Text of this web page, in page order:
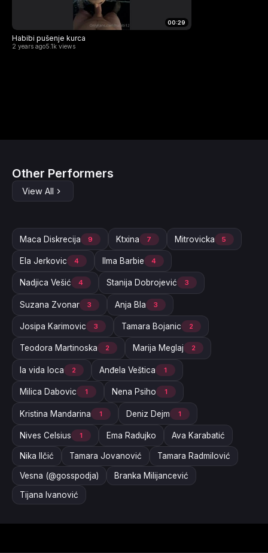
00:29
Habibi pušenje kurca
2 years ago5.1k views
Other Performers
View All
Maca Diskrecija 9 Ktxina 7 Mitrovicka 5
Ela Jerkovic 4 Ilma Barbie 4
Nadjica Vešić 4 Stanija Dobrojević 3
Suzana Zvonar 3 Anja Bla 3
Josipa Karimovic 3 Tamara Bojanic 2
Teodora Martinoska 2 Marija Meglaj 2
la vida loca 2 Anđela Veštica 1
Milica Dabovic 1 Nena Psiho 1
Kristina Mandarina 1 Deniz Dejm 1
Nives Celsius 1 Ema Radujko Ava Karabatić
Nika Ilčić Tamara Jovanović Tamara Radmilović
Vesna (@gosspodja) Branka Milijancević
Tijana Ivanović